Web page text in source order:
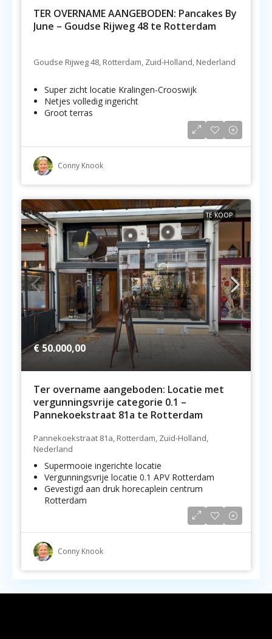
TER OVERNAME AANGEBODEN: Pancakes By
June – Goudse Rijweg 48 te Rotterdam
Goudse Rijweg 48, Rotterdam, Zuid-Holland, Nederland
Super zicht locatie Kralingen-Crooswijk
Netjes volledig ingericht
Groot terras
Conny Knook
TE KOOP
€ 50.000,00
Ter overname aangeboden: Locatie met
vergunningsvrije categorie 0.1 –
Pannekoekstraat 81a te Rotterdam
Pannekoekstraat 81a, Rotterdam, Zuid-Holland,
Nederland
Supermooie ingerichte locatie
Vergunningsvrije locatie 0.1 APV Rotterdam
Gevestigd aan druk horecaplein centrum
Rotterdam
Conny Knook